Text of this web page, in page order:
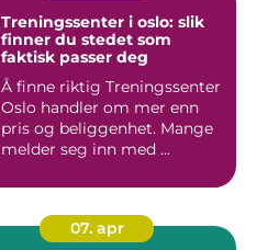
Treningssenter i oslo: slik
finner du stedet som
faktisk passer deg
Å finne riktig Treningssenter
Oslo handler om mer enn
pris og beliggenhet. Mange
melder seg inn med ...
07. apr